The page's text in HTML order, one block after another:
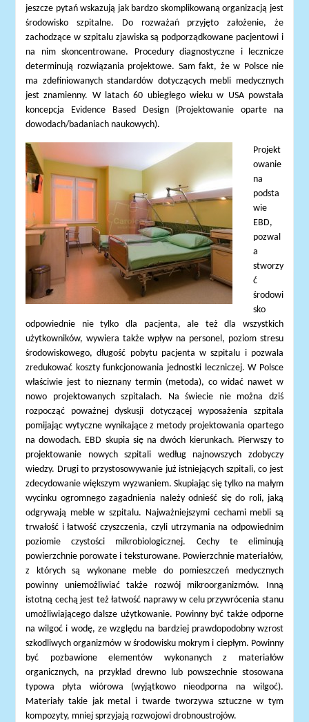
jeszcze pytań wskazują jak bardzo skomplikowaną organizacją jest
środowisko szpitalne. Do rozważań przyjęto założenie, że
zachodzące w szpitalu zjawiska są podporządkowane pacjentowi i
na nim skoncentrowane. Procedury diagnostyczne i lecznicze
determinują rozwiązania projektowe. Sam fakt, że w Polsce nie
ma zdefiniowanych standardów dotyczących mebli medycznych
jest znamienny. W latach 60 ubiegłego wieku w USA powstała
koncepcja Evidence Based Design (Projektowanie oparte na
dowodach/badaniach naukowych).
Projekt
owanie
na
podsta
wie
EBD,
pozwal
a
stworzy
ć
środowi
sko
odpowiednie nie tylko dla pacjenta, ale też dla wszystkich
użytkowników, wywiera także wpływ na personel, poziom stresu
środowiskowego, długość pobytu pacjenta w szpitalu i pozwala
zredukować koszty funkcjonowania jednostki leczniczej. W Polsce
właściwie jest to nieznany termin (metoda), co widać nawet w
nowo projektowanych szpitalach. Na świecie nie można dziś
rozpocząć poważnej dyskusji dotyczącej wyposażenia szpitala
pomijając wytyczne wynikające z metody projektowania opartego
na dowodach. EBD skupia się na dwóch kierunkach. Pierwszy to
projektowanie nowych szpitali według najnowszych zdobyczy
wiedzy. Drugi to przystosowywanie już istniejących szpitali, co jest
zdecydowanie większym wyzwaniem. Skupiając się tylko na małym
wycinku ogromnego zagadnienia należy odnieść się do roli, jaką
odgrywają meble w szpitalu. Najważniejszymi cechami mebli są
trwałość i łatwość czyszczenia, czyli utrzymania na odpowiednim
poziomie czystości mikrobiologicznej. Cechy te eliminują
powierzchnie porowate i teksturowane. Powierzchnie materiałów,
z których są wykonane meble do pomieszczeń medycznych
powinny uniemożliwiać także rozwój mikroorganizmów. Inną
istotną cechą jest też łatwość naprawy w celu przywrócenia stanu
umożliwiającego dalsze użytkowanie. Powinny być także odporne
na wilgoć i wodę, ze względu na bardziej prawdopodobny wzrost
szkodliwych organizmów w środowisku mokrym i ciepłym. Powinny
być pozbawione elementów wykonanych z materiałów
organicznych, na przykład drewno lub powszechnie stosowana
typowa płyta wiórowa (wyjątkowo nieodporna na wilgoć).
Materiały takie jak metal i twarde tworzywa sztuczne w tym
kompozyty, mniej sprzyjają rozwojowi drobnoustrojów.